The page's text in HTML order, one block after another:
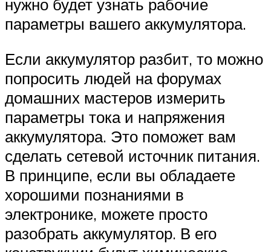
нужно будет узнать рабочие
параметры вашего аккумулятора.
Если аккумулятор разбит, то можно
попросить людей на форумах
домашних мастеров измерить
параметры тока и напряжения
аккумулятора. Это поможет вам
сделать сетевой источник питания.
В принципе, если вы обладаете
хорошими познаниями в
электронике, можете просто
разобрать аккумулятор. В его